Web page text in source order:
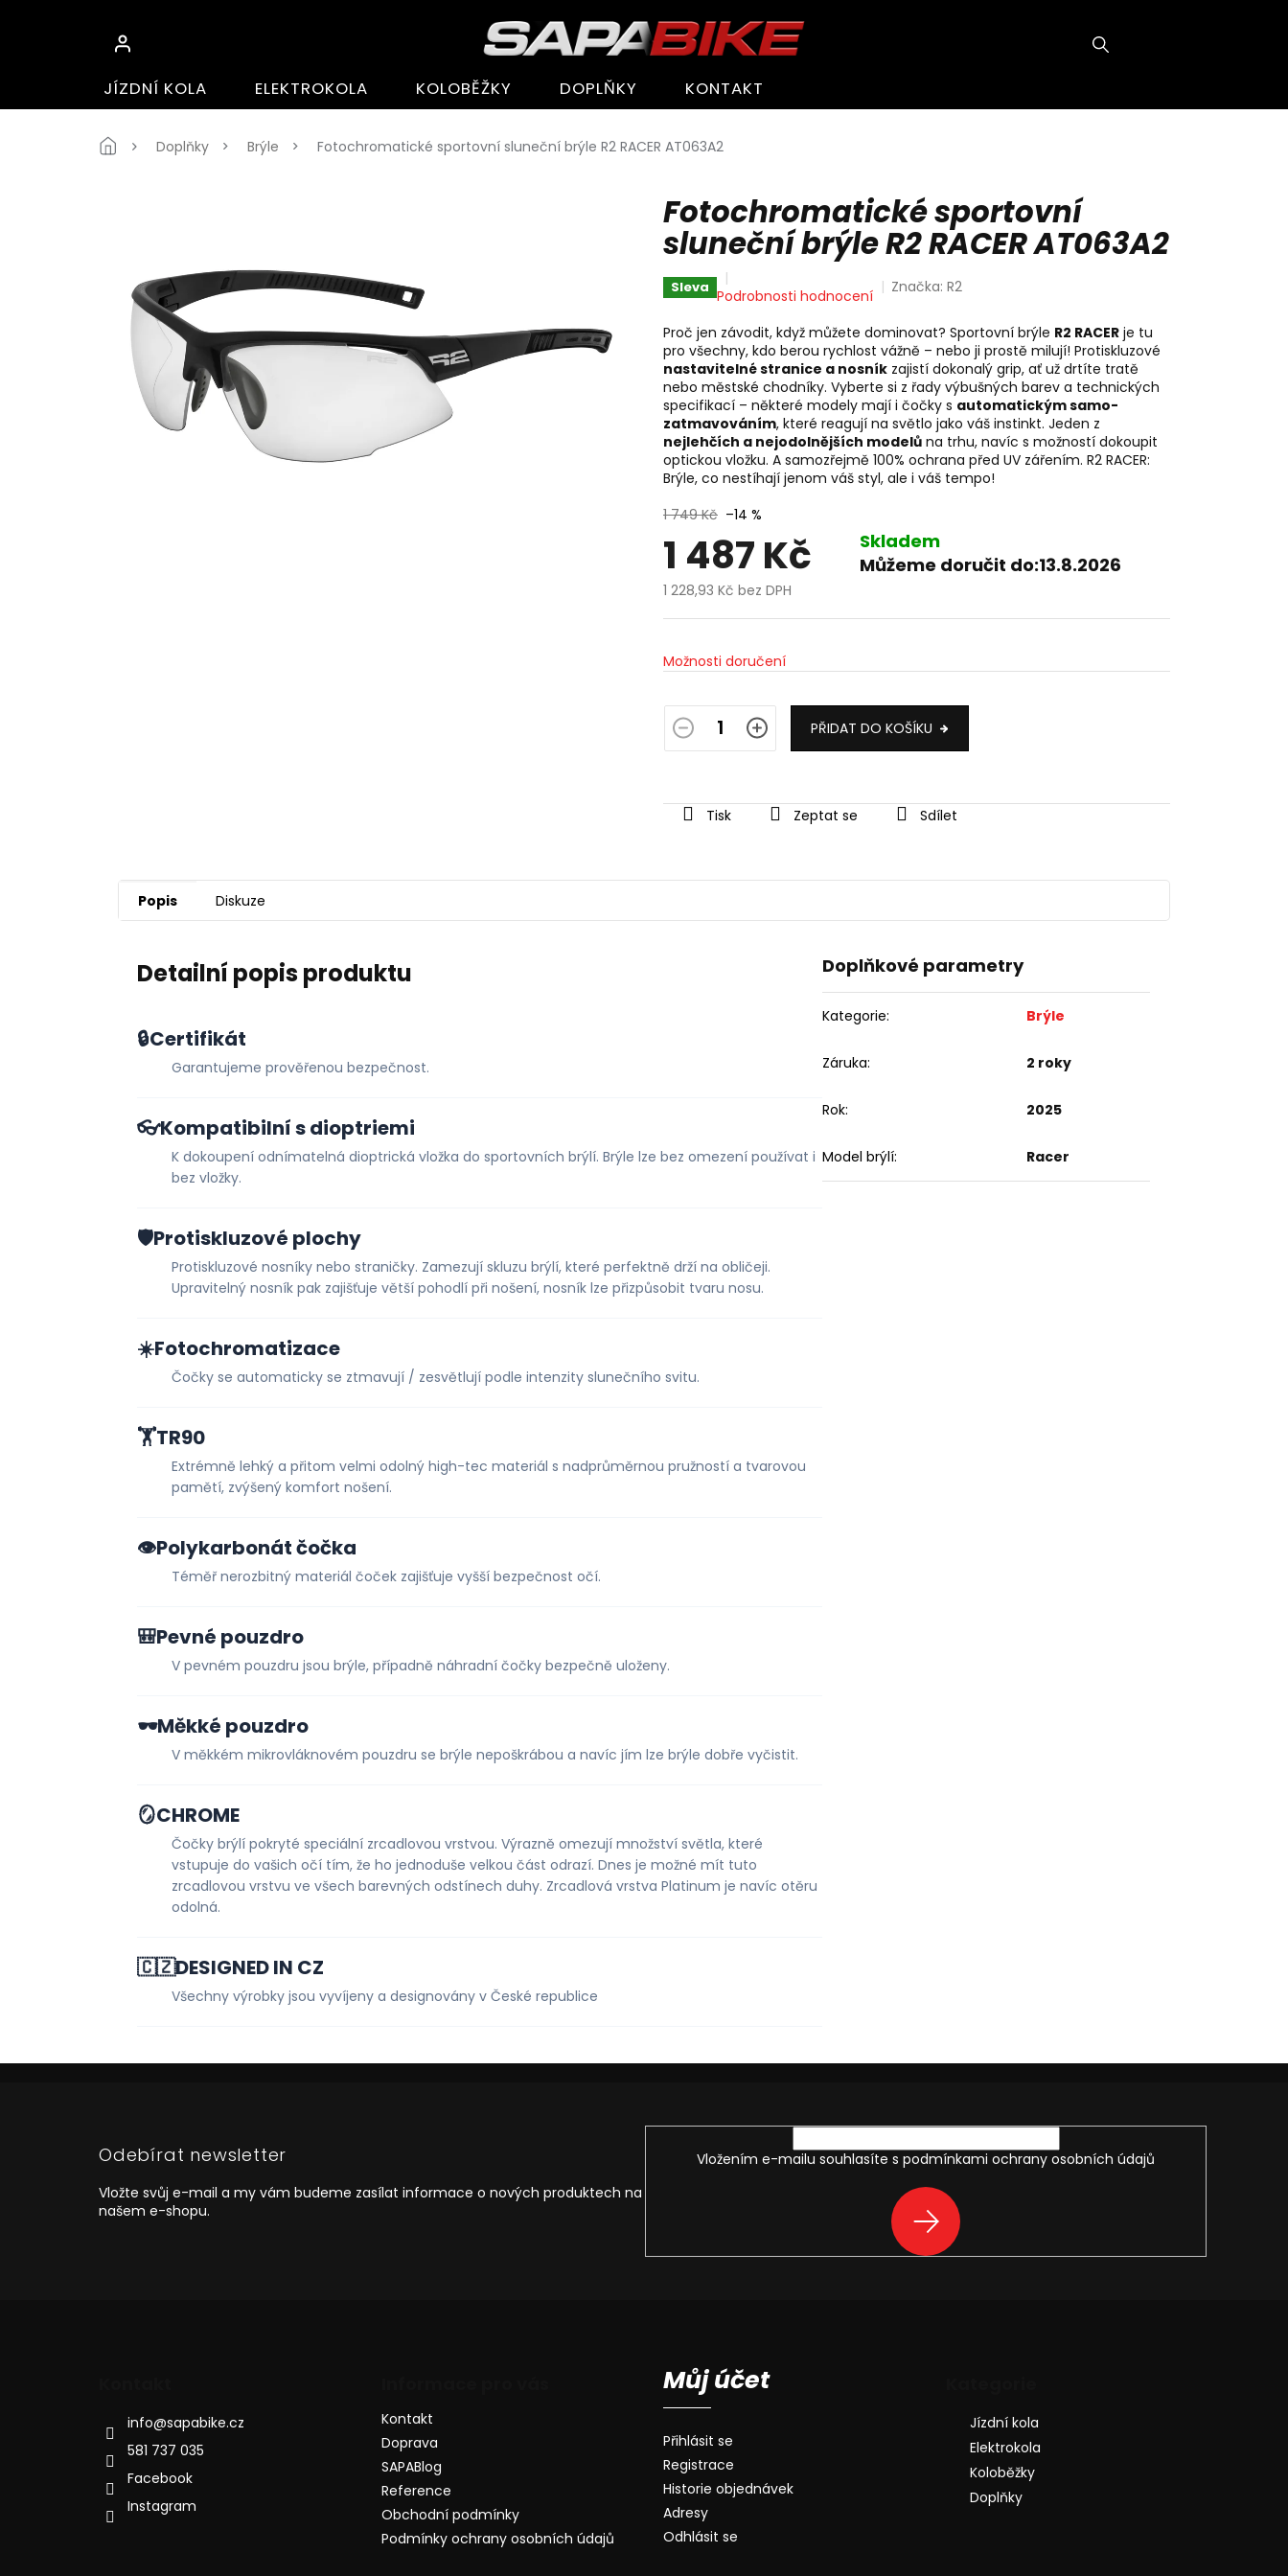
JÍZDNÍ KOLA ELEKTROKOLA KOLOBĚŽKY DOPLŇKY KONTAKT
DomůDoplňky Brýle Fotochromatické sportovní sluneční brýle R2 RACER AT063A2
Fotochromatické sportovní
sluneční brýle R2 RACER AT063A2
Sleva Průměrné
produktu
je
0,0
z
5
hvězdiček.
Podrobnosti hodnocení Značka:R2
Proč jen závodit, když můžete dominovat? Sportovní brýle R2 RACER je tu
pro všechny, kdo berou rychlost vážně – nebo ji prostě milují! Protiskluzové
nastavitelné stranice a nosník zajistí dokonalý grip, ať už drtíte tratě
nebo městské chodníky. Vyberte si z řady výbušných barev a technických
specifikací – některé modely mají i čočky s automatickým samo-
zatmavováním, které reagují na světlo jako váš instinkt. Jeden z
nejlehčích a nejodolnějších modelů na trhu, navíc s možností dokoupit
optickou vložku. A samozřejmě 100% ochrana před UV zářením. R2 RACER:
Brýle, co nestíhají jenom váš styl, ale i váš tempo!
1 749 Kč –14 %
1 487 Kč
Skladem
Můžeme doručit do:13.8.2026
1 228,93 Kč bez DPH
Měrná
Možnosti doručení
PŘIDAT DO KOŠÍKU
Tisk Zeptat se Sdílet
Popis Diskuze
Detailní popis produktu
🔒Certifikát
Garantujeme prověřenou bezpečnost.
👓Kompatibilní s dioptriemi
K dokoupení odnímatelná dioptrická vložka do sportovních brýlí. Brýle lze bez omezení používat i
bez vložky.
🛡️Protiskluzové plochy
Protiskluzové nosníky nebo straničky. Zamezují skluzu brýlí, které perfektně drží na obličeji.
Upravitelný nosník pak zajišťuje větší pohodlí při nošení, nosník lze přizpůsobit tvaru nosu.
☀️Fotochromatizace
Čočky se automaticky se ztmavují / zesvětlují podle intenzity slunečního svitu.
🏋️TR90
Extrémně lehký a přitom velmi odolný high-tec materiál s nadprůměrnou pružností a tvarovou
pamětí, zvýšený komfort nošení.
👁️Polykarbonát čočka
Téměř nerozbitný materiál čoček zajišťuje vyšší bezpečnost očí.
🎒Pevné pouzdro
V pevném pouzdru jsou brýle, případně náhradní čočky bezpečně uloženy.
🕶️Měkké pouzdro
V měkkém mikrovláknovém pouzdru se brýle nepoškrábou a navíc jím lze brýle dobře vyčistit.
🪞CHROME
Čočky brýlí pokryté speciální zrcadlovou vrstvou. Výrazně omezují množství světla, které
vstupuje do vašich očí tím, že ho jednoduše velkou část odrazí. Dnes je možné mít tuto
zrcadlovou vrstvu ve všech barevných odstínech duhy. Zrcadlová vrstva Platinum je navíc otěru
odolná.
🇨🇿DESIGNED IN CZ
Všechny výrobky jsou vyvíjeny a designovány v České republice
Doplňkové parametry
Kategorie: Brýle
Záruka: 2 roky
Rok: 2025
Model brýlí: Racer
Odebírat newsletter
Vložte svůj e-mail a my vám budeme zasílat informace o nových produktech na
našem e-shopu.
Vložením e-mailu souhlasíte s podmínkami ochrany osobních údajů
PŘIHLÁSIT
SE
info@sapabike.cz
581 737 035
Facebook
Instagram
Kontakt
Doprava
SAPABlog
Reference
Obchodní podmínky
Podmínky ochrany osobních údajů
Můj účet
Přihlásit se
Registrace
Historie objednávek
Adresy
Odhlásit se
Jízdní kola
Elektrokola
Koloběžky
Doplňky